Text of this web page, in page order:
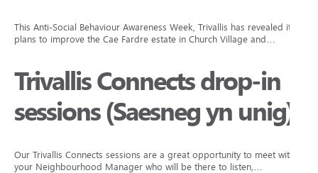
This Anti-Social Behaviour Awareness Week, Trivallis has revealed its
plans to improve the Cae Fardre estate in Church Village and…
Trivallis Connects drop-in
sessions (Saesneg yn unig)
Our Trivallis Connects sessions are a great opportunity to meet with
your Neighbourhood Manager who will be there to listen,…